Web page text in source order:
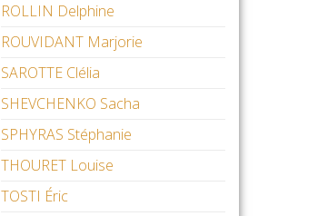
ROLLIN Delphine
ROUVIDANT Marjorie
SAROTTE Clélia
SHEVCHENKO Sacha
SPHYRAS Stéphanie
THOURET Louise
TOSTI Éric